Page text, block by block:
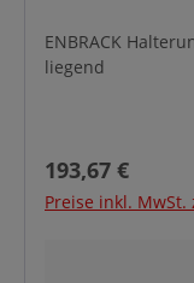
ENBRACK
liegend
Regulärer Preis:
193,67 €
Preise inkl. MwSt.